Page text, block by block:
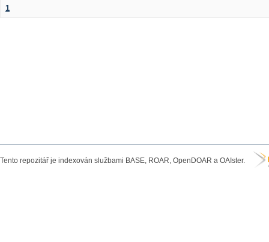
1
Tento repozitář je indexován službami BASE, ROAR, OpenDOAR a OAIster.